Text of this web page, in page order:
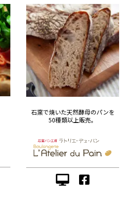
石窯で焼いた天然酵母のパンを
50種類以上販売。